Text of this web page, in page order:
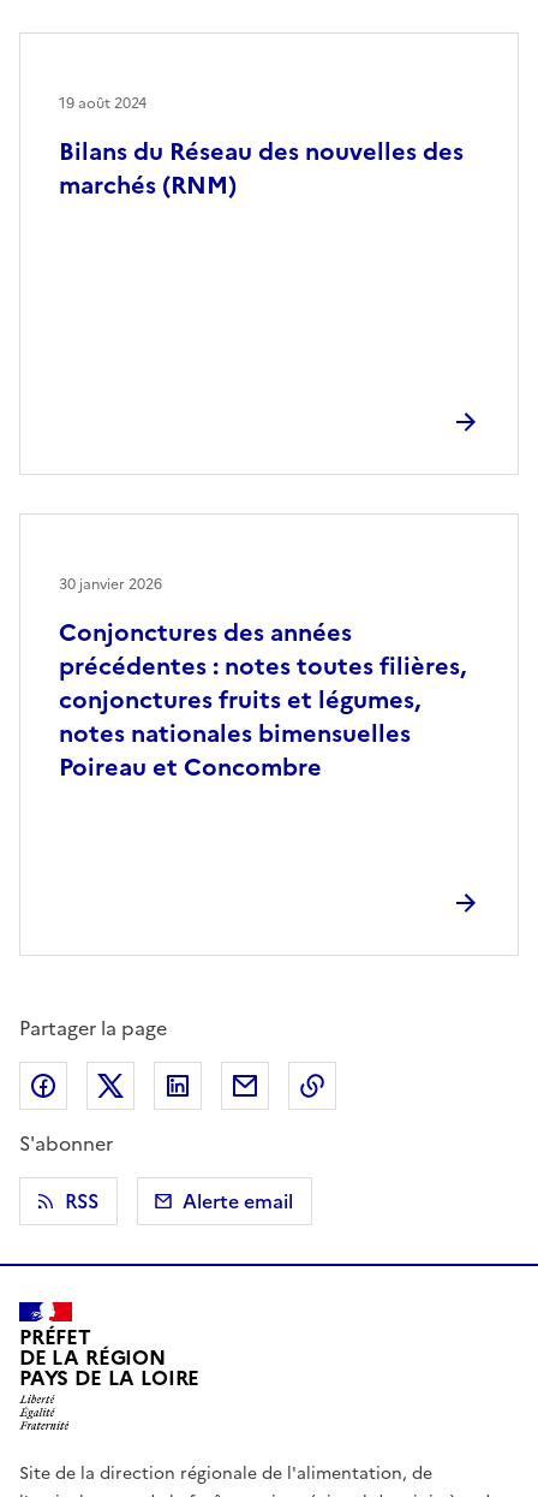
Bilans du Réseau des nouvelles des
marchés (RNM)
19 août 2024
Conjonctures des années
précédentes : notes toutes filières,
conjonctures fruits et légumes,
notes nationales bimensuelles
Poireau et Concombre
30 janvier 2026
Partager la page
Partager sur Facebook
Partager sur X (anciennement Twitter)
Partager sur LinkedIn
Partager par email
S'abonner
RSS
Alerte email
PRÉFET
DE LA RÉGION
PAYS DE LA LOIRE
Site de la direction régionale de l'alimentation, de